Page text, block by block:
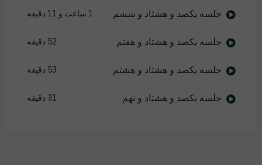
جلسه یکصد و هشتاد و ششم 1 ساعت و 11 دقیقه
جلسه یکصد و هشتاد و هفتم 52 دقیقه
جلسه یکصد و هشتاد و هشتم 53 دقیقه
جلسه یکصد و هشتاد و نهم 31 دقیقه